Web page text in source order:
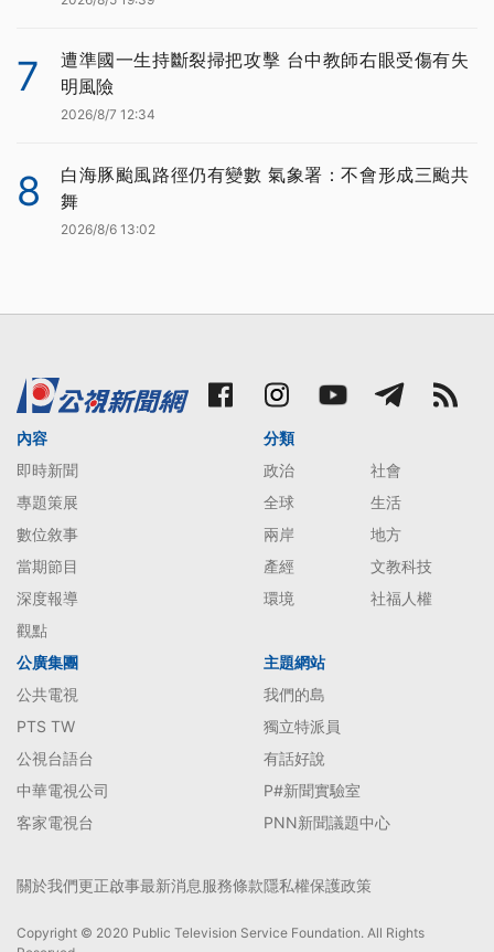
7
遭準國一生持斷裂掃把攻擊 台中教師右眼受傷有失
明風險
2026/8/7 12:34
8
白海豚颱風路徑仍有變數 氣象署：不會形成三颱共
舞
2026/8/6 13:02
內容
即時新聞
專題策展
數位敘事
當期節目
深度報導
觀點
分類
政治
社會
全球
生活
兩岸
地方
產經
文教科技
環境
社福人權
公廣集團
公共電視
PTS TW
公視台語台
中華電視公司
客家電視台
主題網站
我們的島
獨立特派員
有話好說
P#新聞實驗室
PNN新聞議題中心
關於我們更正啟事最新消息服務條款隱私權保護政策
Copyright © 2020 Public Television Service Foundation. All Rights